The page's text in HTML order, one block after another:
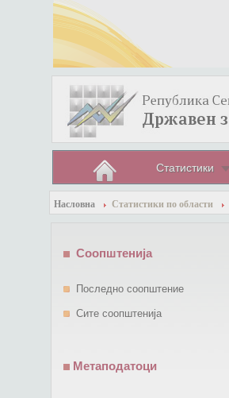
Статистики
Насловна Статистики по области
Соопштенија
Последно соопштение
Сите соопштенија
Метаподатоци